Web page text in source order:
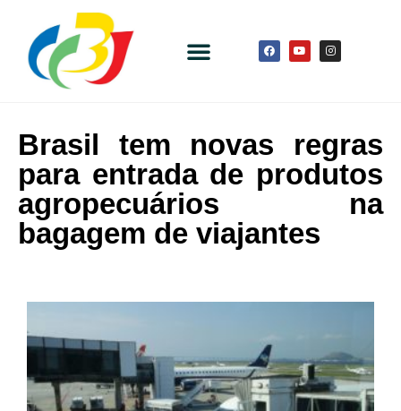
Brasil tem novas regras
para entrada de produtos
agropecuários na
bagagem de viajantes